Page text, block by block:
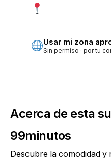
Usar mi zona
Sin permiso · por tu
Acerca de esta
99minutos
Descubre la comodidad